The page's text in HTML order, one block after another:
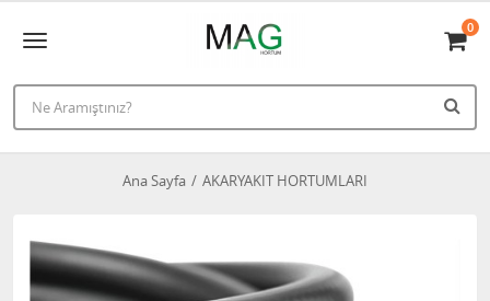
0
Ana Sayfa AKARYAKIT HORTUMLARI